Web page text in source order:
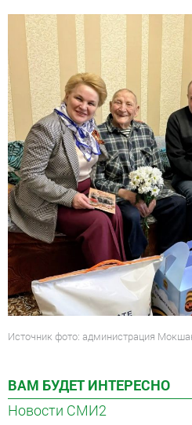
Источник фото: администрация
ВАМ БУДЕТ ИНТЕРЕСНО
Новости СМИ2